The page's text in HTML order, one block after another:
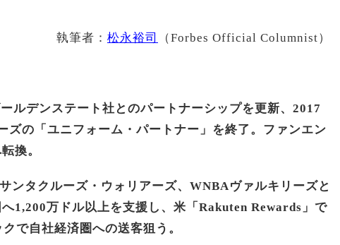
執筆者： 松永裕司 （Forbes Official Columnist）
ルデンステート社とのパートナーシップを更新、2017
ズの「ユニフォーム・パートナー」を終了。ファンエン
換。
ンタクルーズ・ウォリアーズ、WNBAヴァルキリーズと
1,200万ドル以上を支援し、米「Rakuten Rewards」で
で自社経済圏への送客狙う。